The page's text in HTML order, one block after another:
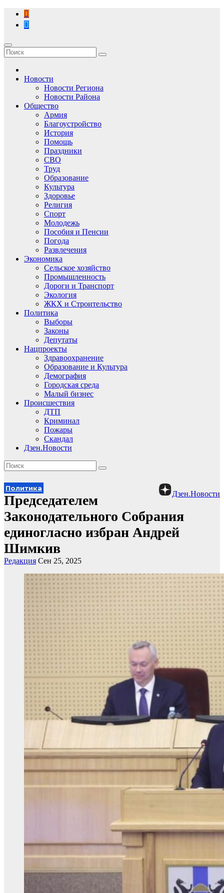
Перейти
содержимому
Новости
Новости Региона
Новости Района
Общество
Армия
Благоустройство
История
Помощь
Праздники
СВО
Труд
Образование
Культура
Здоровье
Религия
Спорт
Молодежь
Пособия и Пенсии
Погода
Развлечения
Экономика
Сельское хозяйство
Промышленность
Дороги и Транспорт
Экология
ЖКХ и Строительство
Политика
Выборы
Законы
Депутаты
Нацпроекты
Здравоохранение
Образование и Культура
Демография
Городская среда
Малый бизнес
Происшествия
ДТП
Криминал
Пожары
Скандал
Дзен.Новости
Дзен.Новости
Политика
Председателем
Законодательного Собрания
единогласно избран Андрей
Шимкив
Редакция Сен 25, 2025